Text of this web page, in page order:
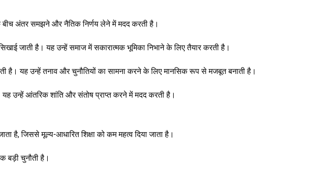
के बीच अंतर समझने और नैतिक निर्णय लेने में मदद करती है।
जाती है। यह उन्हें समाज में सकारात्मक भूमिका निभाने के लिए तैयार करती है।
है। यह उन्हें तनाव और चुनौतियों का सामना करने के लिए मानसिक रूप से मजबूत बनाती है।
यह उन्हें आंतरिक शांति और संतोष प्राप्त करने में मदद करती है।
है, जिससे मूल्य-आधारित शिक्षा को कम महत्व दिया जाता है।
बड़ी चुनौती है।